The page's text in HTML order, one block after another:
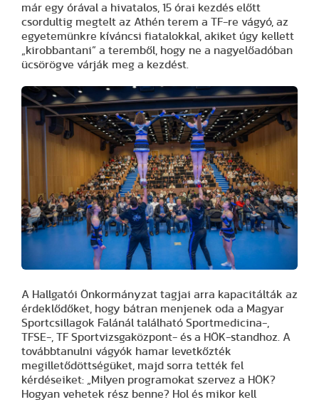
már egy órával a hivatalos, 15 órai kezdés előtt
csordultig megtelt az Athén terem a TF-re vágyó, az
egyetemünkre kíváncsi fiatalokkal, akiket úgy kellett
„kirobbantani” a teremből, hogy ne a nagyelőadóban
ücsörögve várják meg a kezdést.
A Hallgatói Önkormányzat tagjai arra kapacitálták az
érdeklődőket, hogy bátran menjenek oda a Magyar
Sportcsillagok Falánál található Sportmedicina-,
TFSE-, TF Sportvizsgaközpont- és a HÖK-standhoz. A
továbbtanulni vágyók hamar levetkőzték
megilletődöttségüket, majd sorra tették fel
kérdéseiket: „Milyen programokat szervez a HÖK?
Hogyan vehetek rész benne? Hol és mikor kell